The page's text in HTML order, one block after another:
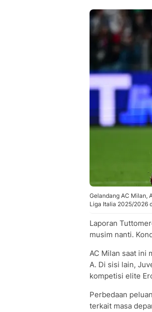
Gelandang AC Milan,
Liga Italia 2025/2026
Laporan
musim nanti.
AC Milan saat ini
A. Di sisi lain,
kompetisi elite
Perbedaan
terkait masa